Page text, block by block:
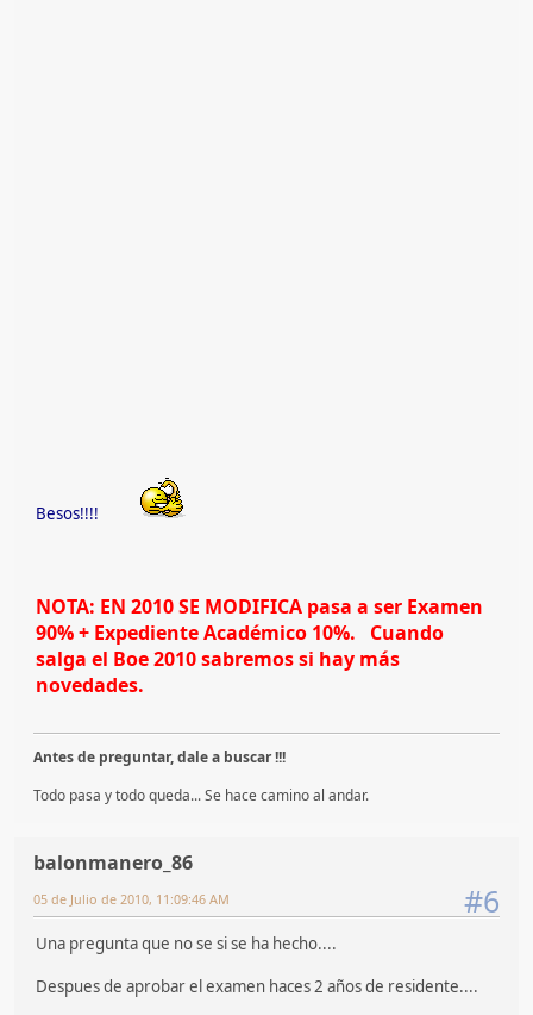
Besos!!!!
NOTA: EN 2010 SE MODIFICA pasa a ser Examen
90% + Expediente Académico 10%. Cuando
salga el Boe 2010 sabremos si hay más
novedades.
Antes de preguntar, dale a buscar !!!
Todo pasa y todo queda... Se hace camino al andar.
balonmanero_86
#6
05 de Julio de 2010, 11:09:46 AM
Una pregunta que no se si se ha hecho....
Despues de aprobar el examen haces 2 años de residente....